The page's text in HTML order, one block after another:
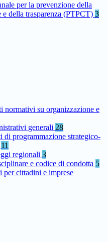
per la prevenzione della
e della trasparenza (PTPCT) 3
normativi su organizzazione e
generali 28
di programmazione strategico-
11
regionali 3
e codice di condotta 5
cittadini e imprese